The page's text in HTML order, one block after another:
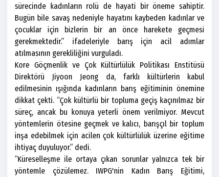
sürecinde kadınların rolü de hayati bir öneme sahiptir.
Bugün bile savaş nedeniyle hayatını kaybeden kadınlar ve
çocuklar için bizlerin bir an önce harekete geçmesi
gerekmektedir.” ifadeleriyle barış için acil adımlar
atılmasının gerekliliğini vurguladı.
Kore Göçmenlik ve Çok Kültürlülük Politikası Enstitüsü
Direktörü Jiyoon Jeong da, farklı kültürlerin kabul
edilmesinin ışığında kadınların barış eğitiminin önemine
dikkat çekti. “Çok kültürlü bir topluma geçiş kaçınılmaz bir
süreç, ancak bu konuya yeterli önem verilmiyor. Mevcut
yöntemlerin ötesine geçmek ve kalıcı, barışçıl bir toplum
inşa edebilmek için acilen çok kültürlülük üzerine eğitime
ihtiyaç duyuluyor.” dedi.
“Küreselleşme ile ortaya çıkan sorunlar yalnızca tek bir
yöntemle çözülemez. IWPG'nin Kadın Barış Eğitimi,